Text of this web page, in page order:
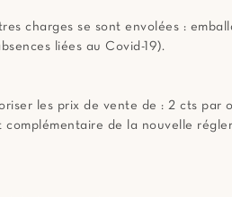
charges se sont envolées :
liées au Covid-19).
les prix de vente de : 2 cts par
de la nouvelle